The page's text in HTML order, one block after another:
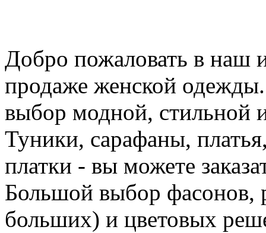
Добро пожаловать в наш
продаже женской
выбор модной, стильной
Туники, сарафаны,
платки - вы можете
Большой выбор фасонов,
больших) и цветовых